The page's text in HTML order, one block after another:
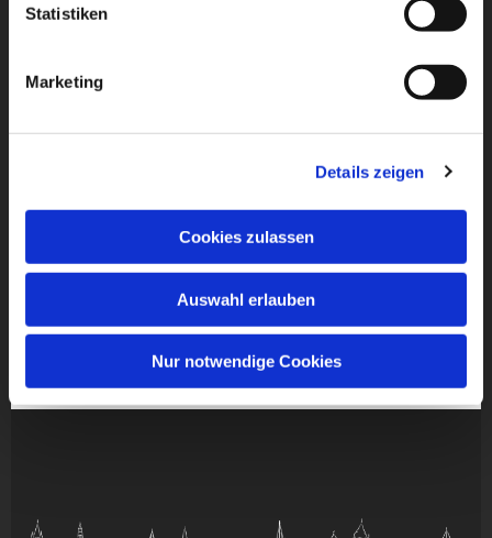
Statistiken
Marketing
Details zeigen
Cookies zulassen
Auswahl erlauben
Nur notwendige Cookies